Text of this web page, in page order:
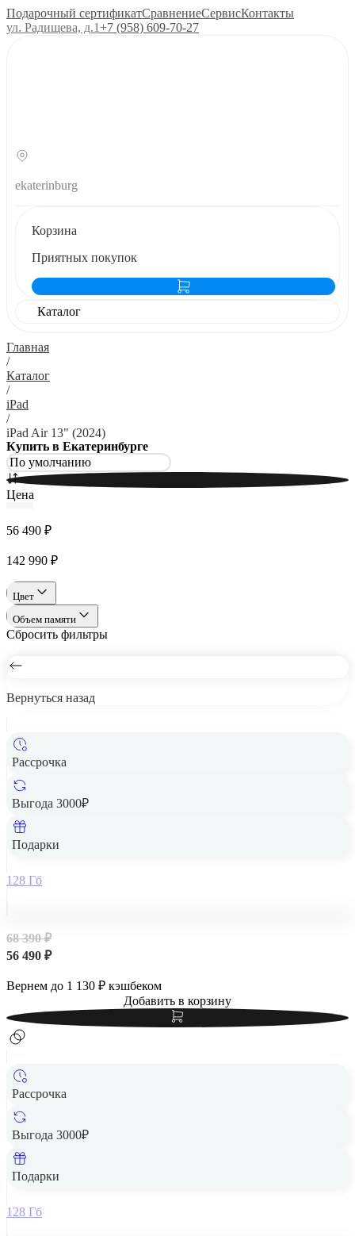
Подарочный сертификатСравнениеСервисКонтакты
ул. Радищева, д.1+7 (958) 609‑70‑27
ekaterinburg
Корзина
Приятных покупок
Каталог
Главная
/
Каталог
/
iPad
/
iPad Air 13" (2024)
Купить в Екатеринбурге
Цена
56 490 ₽
142 990 ₽
Цвет
Объем памяти
Сбросить фильтры
Вернуться назад
Рассрочка
Выгода 3000₽
Подарки
Apple iPad Air 13" (M2, 2024, 6 gen) Wi-Fi 128Gb Blue,
128 Гб
68 390 ₽
56 490 ₽
Вернем до 1 130 ₽ кэшбеком
Добавить в корзину
Рассрочка
Выгода 3000₽
Подарки
Apple iPad Air 13" (M2, 2024, 6 gen) Wi-Fi 128Gb Purple,
128 Гб